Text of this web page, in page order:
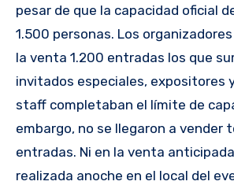
pesar de que la capacidad oficial
1.500 personas. Los
la venta 1.200 entradas los que
invitados especiales, expositores
staff completaban el límite de
embargo, no se llegaron a vender
entradas. Ni en la venta
realizada anoche en el local del